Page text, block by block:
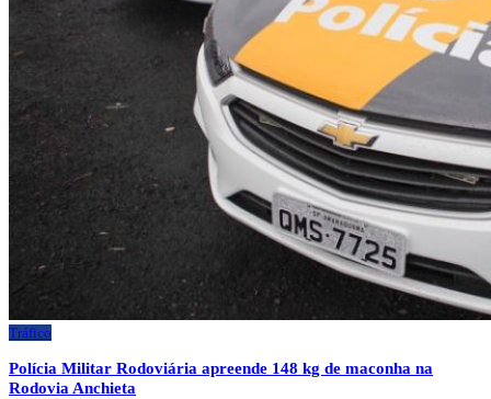
Tráfico
Polícia Militar Rodoviária apreende 148 kg de maconha na
Rodovia Anchieta